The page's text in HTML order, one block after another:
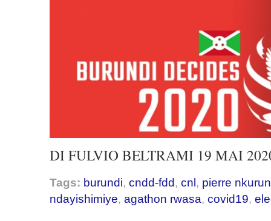
DI FULVIO BELTRAMI 19 MAI
Tags: burundi, cndd-fdd, cnl, pierre
ndayishimiye, agathon rwasa, covid19,